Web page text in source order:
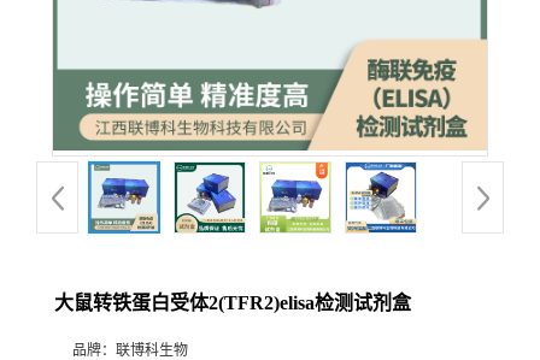
大鼠转铁蛋白受体2(TFR2)elisa检测试剂盒
品牌： 联博科生物